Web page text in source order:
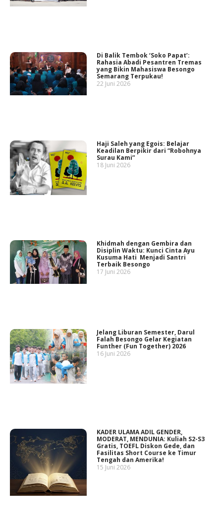
Di Balik Tembok ‘Soko Papat’:
Rahasia Abadi Pesantren Tremas
yang Bikin Mahasiswa Besongo
Semarang Terpukau!
22 Juni 2026
Haji Saleh yang Egois: Belajar
Keadilan Berpikir dari “Robohnya
Surau Kami”
18 Juni 2026
Khidmah dengan Gembira dan
Disiplin Waktu: Kunci Cinta Ayu
Kusuma Hati Menjadi Santri
Terbaik Besongo
17 Juni 2026
Jelang Liburan Semester, Darul
Falah Besongo Gelar Kegiatan
Funther (Fun Together) 2026
16 Juni 2026
KADER ULAMA ADIL GENDER,
MODERAT, MENDUNIA: Kuliah S2-S3
Gratis, TOEFL Diskon Gede, dan
Fasilitas Short Course ke Timur
Tengah dan Amerika!
15 Juni 2026